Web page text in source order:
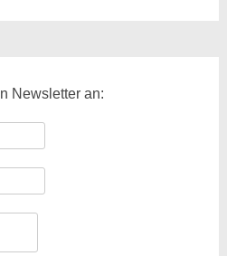
Newsletter an: